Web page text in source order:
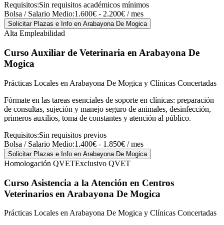
Requisitos:Sin requisitos académicos mínimos
Bolsa / Salario Medio:1.600€ - 2.200€ / mes
Solicitar Plazas e Info en Arabayona De Mogica
Alta Empleabilidad
Curso Auxiliar de Veterinaria en Arabayona De
Mogica
Prácticas Locales en Arabayona De Mogica y Clínicas Concertadas
Fórmate en las tareas esenciales de soporte en clínicas: preparación
de consultas, sujeción y manejo seguro de animales, desinfección,
primeros auxilios, toma de constantes y atención al público.
Requisitos:Sin requisitos previos
Bolsa / Salario Medio:1.400€ - 1.850€ / mes
Solicitar Plazas e Info en Arabayona De Mogica
Homologación QVETExclusivo QVET
Curso Asistencia a la Atención en Centros
Veterinarios en Arabayona De Mogica
Prácticas Locales en Arabayona De Mogica y Clínicas Concertadas